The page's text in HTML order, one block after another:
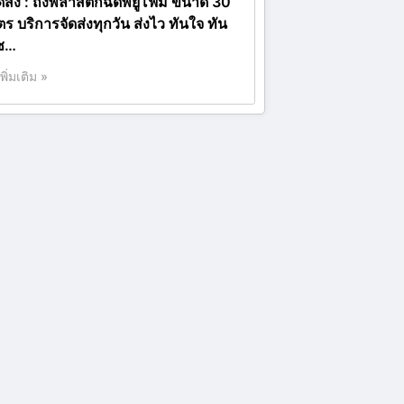
ร บริการจัดส่งทุกวัน ส่งไว ทันใจ ทัน
…
มเติม »